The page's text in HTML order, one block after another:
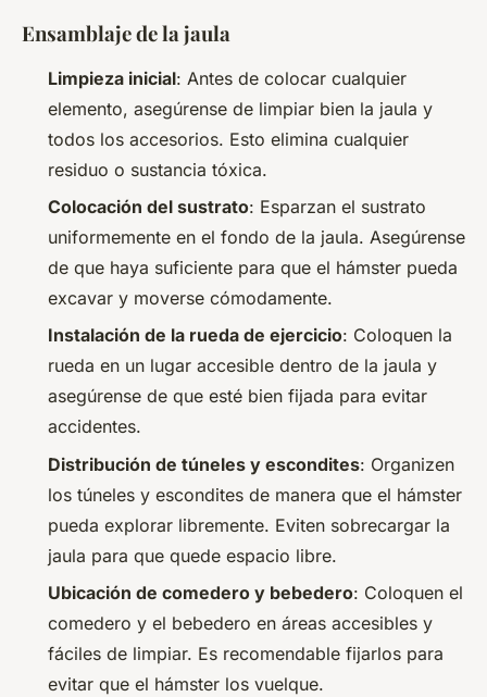
Ensamblaje de la jaula
Limpieza inicial: Antes de colocar cualquier
elemento, asegúrense de limpiar bien la jaula y
todos los accesorios. Esto elimina cualquier
residuo o sustancia tóxica.
Colocación del sustrato: Esparzan el sustrato
uniformemente en el fondo de la jaula. Asegúrense
de que haya suficiente para que el hámster pueda
excavar y moverse cómodamente.
Instalación de la rueda de ejercicio: Coloquen la
rueda en un lugar accesible dentro de la jaula y
asegúrense de que esté bien fijada para evitar
accidentes.
Distribución de túneles y escondites: Organizen
los túneles y escondites de manera que el hámster
pueda explorar libremente. Eviten sobrecargar la
jaula para que quede espacio libre.
Ubicación de comedero y bebedero: Coloquen el
comedero y el bebedero en áreas accesibles y
fáciles de limpiar. Es recomendable fijarlos para
evitar que el hámster los vuelque.